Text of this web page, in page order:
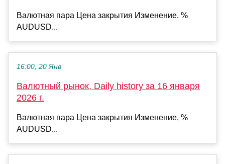
Валютная пара Цена закрытия Изменение, %
AUDUSD...
16:00, 20 Янв
Валютный рынок, Daily history за 16 января
2026 г.
Валютная пара Цена закрытия Изменение, %
AUDUSD...